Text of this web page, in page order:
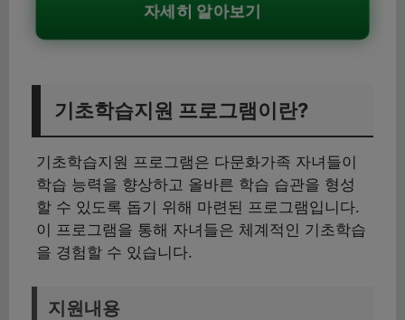
자세히 알아보기
기초학습지원 프로그램이란?
기초학습지원 프로그램은 다문화가족 자녀들이
학습 능력을 향상하고 올바른 학습 습관을 형성
할 수 있도록 돕기 위해 마련된 프로그램입니다.
이 프로그램을 통해 자녀들은 체계적인 기초학습
을 경험할 수 있습니다.
지원내용